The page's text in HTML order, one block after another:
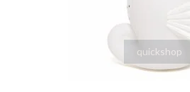
quickshop